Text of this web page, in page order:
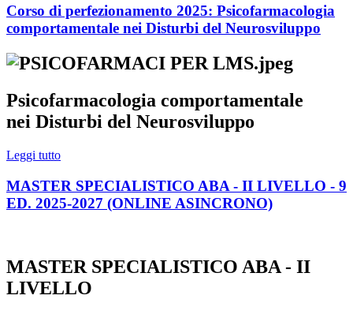
Corso di perfezionamento 2025: Psicofarmacologia
comportamentale nei Disturbi del Neurosviluppo
Psicofarmacologia comportamentale
nei Disturbi del Neurosviluppo
Leggi tutto
MASTER SPECIALISTICO ABA - II LIVELLO - 9
ED. 2025-2027 (ONLINE ASINCRONO)
MASTER SPECIALISTICO ABA - II
LIVELLO